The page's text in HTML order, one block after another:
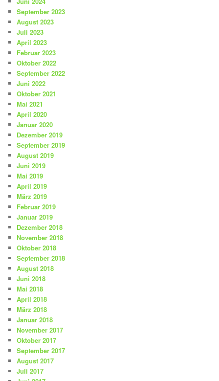
September 2023
August 2023
Juli 2023
April 2023
Februar 2023
Oktober 2022
September 2022
Juni 2022
Oktober 2021
Mai 2021
April 2020
Januar 2020
Dezember 2019
September 2019
August 2019
Juni 2019
Mai 2019
April 2019
März 2019
Februar 2019
Januar 2019
Dezember 2018
November 2018
Oktober 2018
September 2018
August 2018
Juni 2018
Mai 2018
April 2018
März 2018
Januar 2018
November 2017
Oktober 2017
September 2017
August 2017
Juli 2017